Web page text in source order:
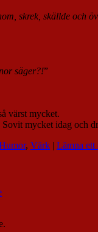
skrek, skällde och
säger?!”
värst mycket.
mycket idag och
, Värk | Lämna ett